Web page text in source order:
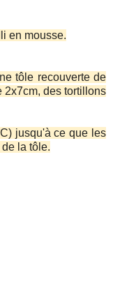
en mousse.
tôle recouverte de
2x7cm, des tortillons
jusqu'à ce que les
la tôle.